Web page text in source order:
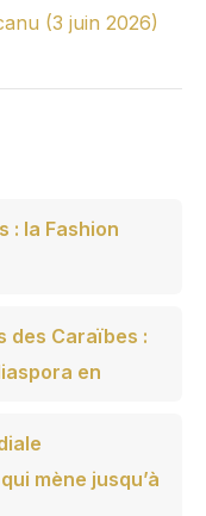
(3 juin 2026)
: la Fashion
des Caraïbes :
en
mène jusqu’à